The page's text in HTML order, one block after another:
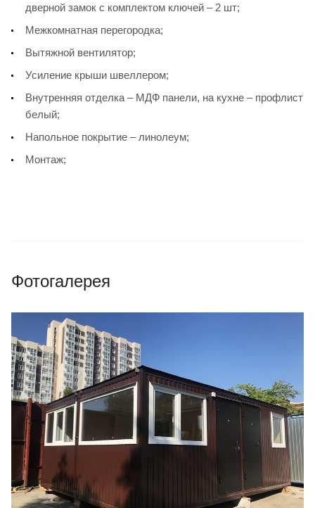
дверной замок с комплектом ключей – 2 шт;
Межкомнатная перегородка;
Вытяжной вентилятор;
Усиление крыши швеллером;
Внутренняя отделка – МДФ панели, на кухне – профлист
белый;
Напольное покрытие – линолеум;
Монтаж;
Фотогалерея